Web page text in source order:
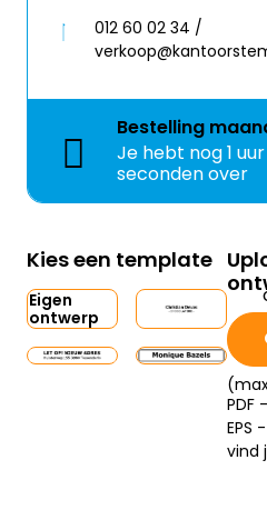
012 60 02 34 /
Bestelling
Je hebt nog1
seconden over
Kies een template
Eigen
ontwerp
PDF
EPS
vind